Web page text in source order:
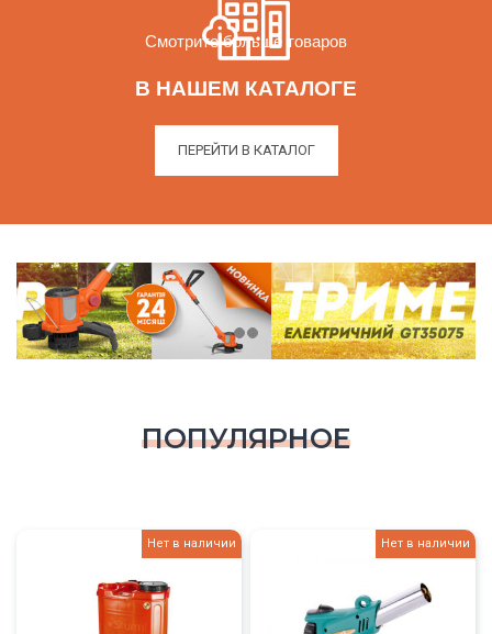
Смотрите больше товаров
В НАШЕМ КАТАЛОГЕ
ПЕРЕЙТИ В КАТАЛОГ
ПОПУЛЯРНОЕ
Нет в наличии Нет в наличии